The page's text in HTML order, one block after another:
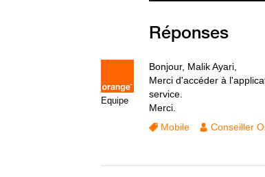
Réponses
Equipe
Bonjour, Malik Ayari,
Merci d'accéder à
service.
Merci.
Mobile
Conseiller